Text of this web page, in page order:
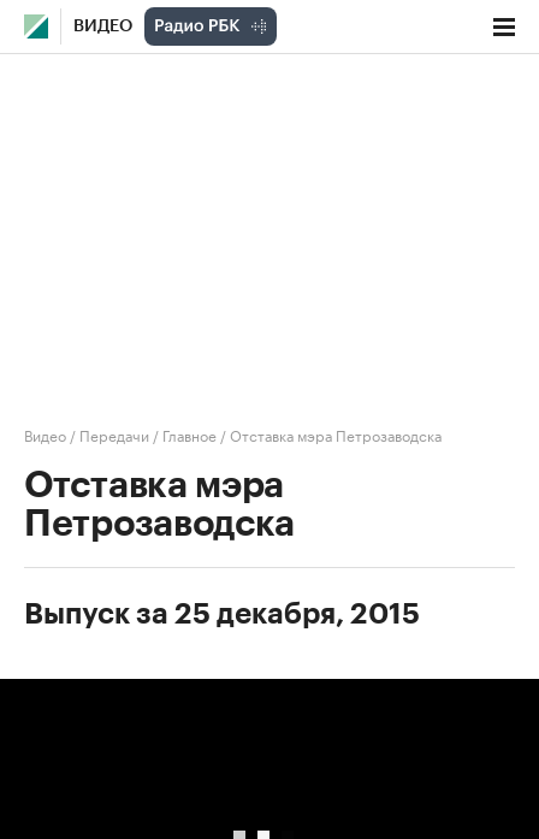
ВИДЕО
Видео / Передачи / Главное /Отставка мэра Петрозаводска
Отставка мэра
Петрозаводска
Выпуск за 25 декабря, 2015